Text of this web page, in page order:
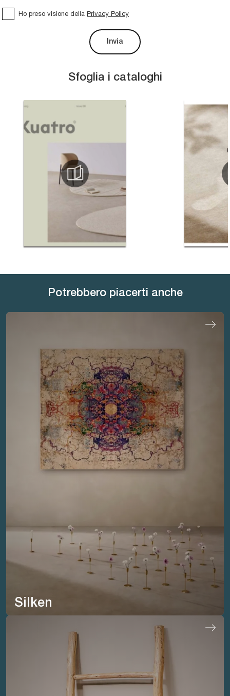
Sfoglia i cataloghi
Ho preso visione della Privacy Policy
Invia
Potrebbero piacerti anche
Silken